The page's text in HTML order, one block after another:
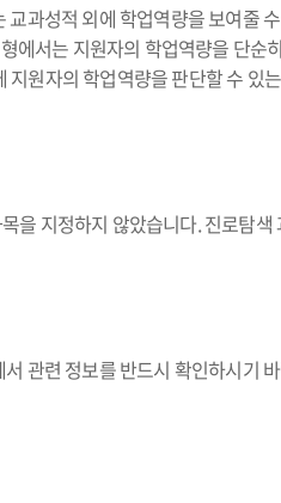
과성적 외에 학업역량을 보여줄
에서는 지원자의 학업역량을 단순
원자의 학업역량을 판단할 수 있
을 지정하지 않았습니다. 진로탐색
관련 정보를 반드시 확인하시기